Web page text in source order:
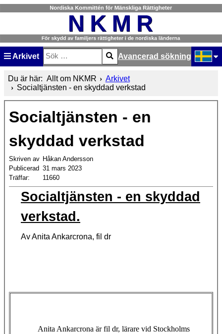
Arkivet
Sök
Type 2 or more characters for results.
Avancerad sökning
Du är här: Allt om NKMR
Arkivet
Socialtjänsten - en skyddad verkstad
Socialtjänsten - en
skyddad verkstad
Skriven av Håkan Andersson
Publicerad 31 mars 2023
Träffar:
11660
Socialtjänsten - en skyddad
verkstad.
Av Anita Ankarcrona, fil dr
Anita Ankarcrona är fil dr, lärare vid Stockholms